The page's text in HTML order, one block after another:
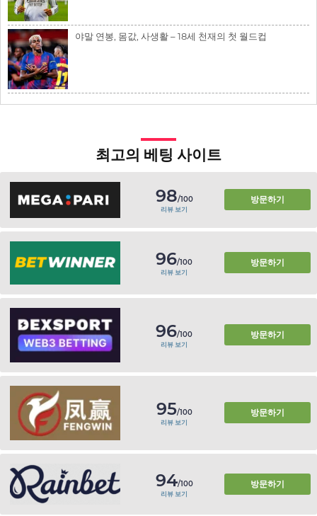
야말 연봉, 몸값, 사생활 – 18세 천재의 첫 월드컵
최고의 베팅 사이트
98/100
리뷰 보기
방문하기
96/100
리뷰 보기
방문하기
96/100
리뷰 보기
방문하기
95/100
리뷰 보기
방문하기
94/100
리뷰 보기
방문하기